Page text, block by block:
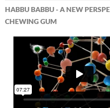
HABBU BABBU - A NEW
CHEWING GUM